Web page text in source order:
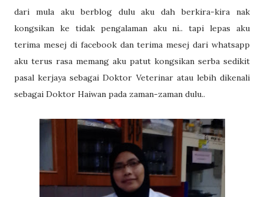
dari mula aku berblog dulu aku dah berkira-kira nak
kongsikan ke tidak pengalaman aku ni.. tapi lepas aku
terima mesej di facebook dan terima mesej dari whatsapp
aku terus rasa memang aku patut kongsikan serba sedikit
pasal kerjaya sebagai Doktor Veterinar atau lebih dikenali
sebagai Doktor Haiwan pada zaman-zaman dulu..